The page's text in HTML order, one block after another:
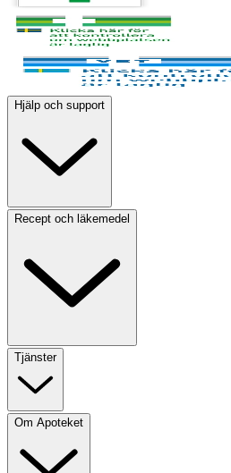
Hjälp och support
Recept och läkemedel
Tjänster
Om Apoteket